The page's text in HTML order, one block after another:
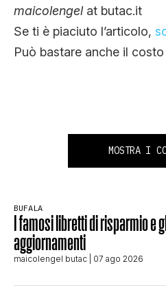
maicolengelat butac.it
Se ti è piaciuto l’articolo,
Può bastare anche il
MOSTRA I
BUFALA
I famosi libretti di risparmio e
aggiornamenti
maicolengel butac | 07 ago 2026